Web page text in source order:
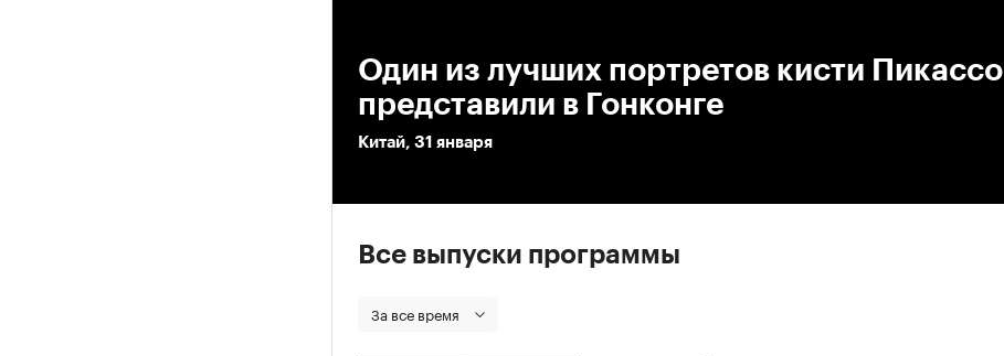
Один из лучших портретов кисти Пикассо
представили в Гонконге
Китай, 31 января
Все выпуски программы
За все время